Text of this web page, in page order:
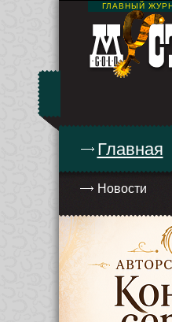
ГЛАВНЫЙ
Главная
Новости